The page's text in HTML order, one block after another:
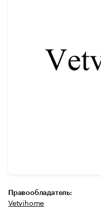
Правообладатель:
Vetvihome